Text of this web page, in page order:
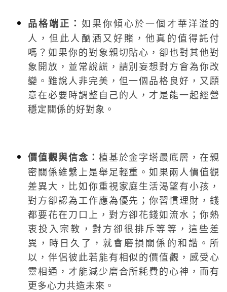
品格端正： 如果你傾心於一個才華洋溢的
人，但此人酗酒又好賭，他真的值得託付
嗎？如果你的對象親切貼心，卻也對其他對
象開放，並常說謊，請別妄想對方會為你改
變。雖說人非完美，但一個品格良好，又願
意在必要時調整自己的人，才是能一起經營
穩定關係的好對象。
價值觀與信念： 植基於金字塔最底層，在親
密關係維繫上是舉足輕重。如果兩人價值觀
差異大，比如你重視家庭生活渴望有小孩，
對方卻認為工作應為優先；你習慣理財，錢
都要花在刀口上，對方卻花錢如流水；你熱
衷投入宗教，對方卻很排斥等等，這些差
異，時日久了，就會磨損關係的和諧。所
以，伴侶彼此若能有相似的價值觀，感受心
靈相通，才能減少磨合所耗費的心神，而有
更多心力共造未來。